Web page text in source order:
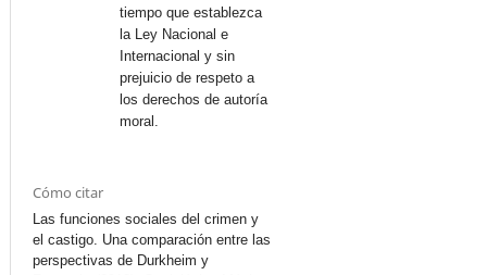
tiempo que establezca
la Ley Nacional e
Internacional y sin
prejuicio de respeto a
los derechos de autoría
moral.
Cómo citar
Las funciones sociales del crimen y
el castigo. Una comparación entre las
perspectivas de Durkheim y